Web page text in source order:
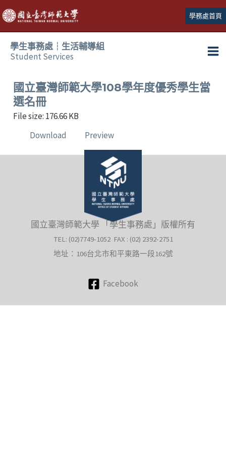
跳
至
主
學務處首頁
學生事務處┆生活輔導組
Student Services
國立臺灣師範大學108學年度優秀學生當
選名冊
File size: 176.66 KB
Download
Preview
國立臺灣師範大學 「學生事務處」版權所有
TEL: (02)7749-1052 FAX : (02) 2392-2751
地址：106台北市和平東路一段162號
Facebook